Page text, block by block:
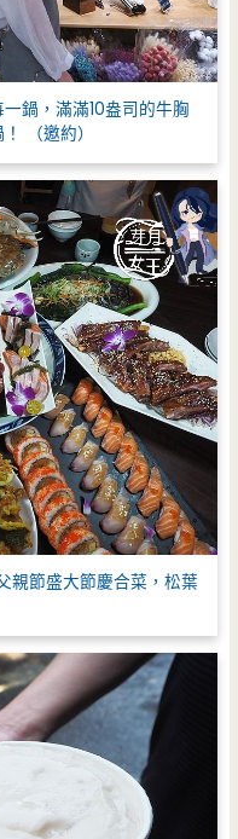
鍋，滿滿10盎司的牛胸
（邀約）
節盛大節慶合菜，松葉